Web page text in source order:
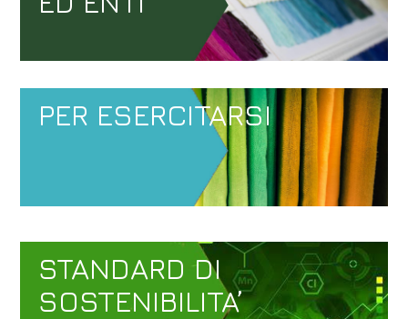
PER ESERCITARSI
STANDARD DI
SOSTENIBILITA’